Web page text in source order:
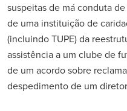
suspeitas de má conduta
de uma instituição de
(incluindo TUPE) da
assistência a um clube de
de um acordo sobre
despedimento de um